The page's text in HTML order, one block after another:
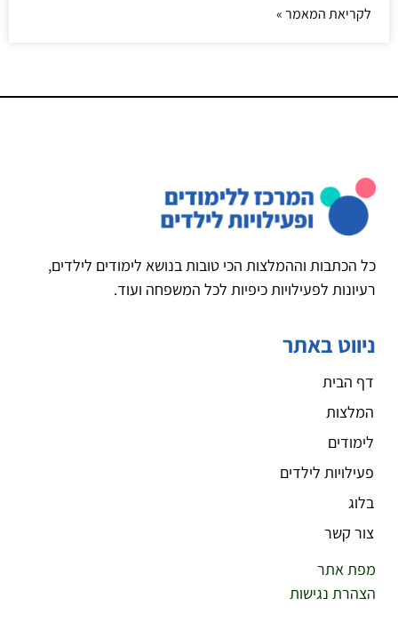
לקריאת המאמר »
כל הכתבות וההמלצות הכי טובות בנושא לימודים לילדים,
רעיונות לפעילויות כיפיות לכל המשפחה ועוד.
ניווט באתר
דף הבית
המלצות
לימודים
פעילויות לילדים
בלוג
צור קשר
מפת אתר
הצהרת נגישות